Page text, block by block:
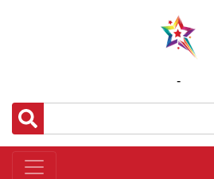
-